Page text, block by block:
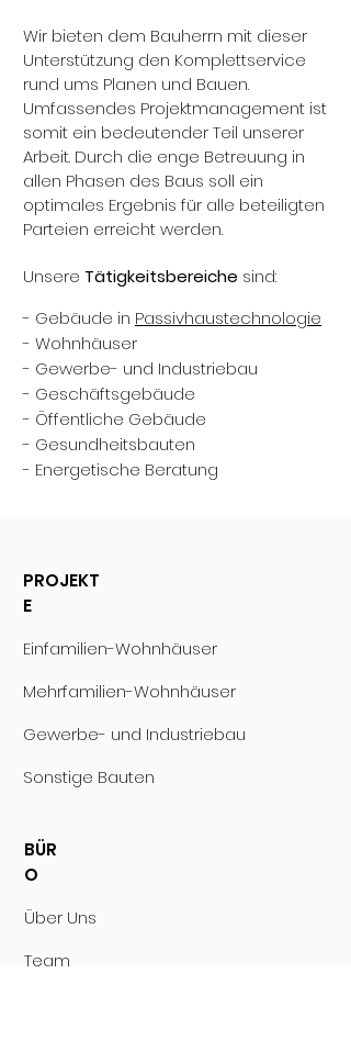
Wir bieten dem Bauherrn mit dieser
Unterstützung den Komplettservice
rund ums Planen und Bauen.
Umfassendes Projektmanagement ist
somit ein bedeutender Teil unserer
Arbeit. Durch die enge Betreuung in
allen Phasen des Baus soll ein
optimales Ergebnis für alle beteiligten
Parteien erreicht werden.
Unsere Tätigkeitsbereiche sind:
- Gebäude in Passivhaustechnologie
- Wohnhäuser
- Gewerbe- und Industriebau
- Geschäftsgebäude
- Öffentliche Gebäude
- Gesundheitsbauten
- Energetische Beratung
PROJEKT
E
Einfamilien-Wohnhäuser
Mehrfamilien-Wohnhäuser
Gewerbe- und Industriebau
Sonstige Bauten
BÜR
O
Über Uns
Team